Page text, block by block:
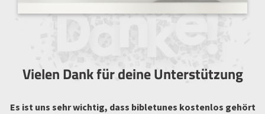
Vielen Dank für deine Unterstützung
Es ist uns sehr wichtig, dass bibletunes kostenlos gehört